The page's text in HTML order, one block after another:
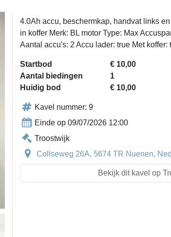
4.0Ah accu, beschermkap, handvat links
in koffer Merk: BL motor Type: Max
Aantal accu's: 2 Accu lader: true Met koffer:
Startbod
€ 10,00
Aantal biedingen
1
Huidig bod
€ 10,00
Kavel nummer: 9
Einde op 09/07/2026 12:00
Troostwijk
Collseweg 26A, 5674 TR Nuenen,
Bekijk dit kavel op